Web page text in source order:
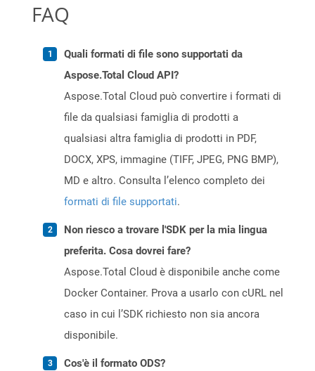
FAQ
Quali formati di file sono supportati da
Aspose.Total Cloud API?
Aspose.Total Cloud può convertire i formati di
file da qualsiasi famiglia di prodotti a
qualsiasi altra famiglia di prodotti in PDF,
DOCX, XPS, immagine (TIFF, JPEG, PNG BMP),
MD e altro. Consulta l’elenco completo dei
formati di file supportati.
Non riesco a trovare l'SDK per la mia lingua
preferita. Cosa dovrei fare?
Aspose.Total Cloud è disponibile anche come
Docker Container. Prova a usarlo con cURL nel
caso in cui l’SDK richiesto non sia ancora
disponibile.
Cos'è il formato ODS?